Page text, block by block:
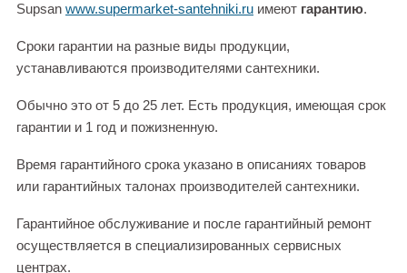
Supsan www.supermarket-santehniki.ru имеют гарантию.
Сроки гарантии на разные виды продукции,
устанавливаются производителями сантехники.
Обычно это от 5 до 25 лет. Есть продукция, имеющая срок
гарантии и 1 год и пожизненную.
Время гарантийного срока указано в описаниях товаров
или гарантийных талонах производителей сантехники.
Гарантийное обслуживание и после гарантийный ремонт
осуществляется в специализированных сервисных
центрах.